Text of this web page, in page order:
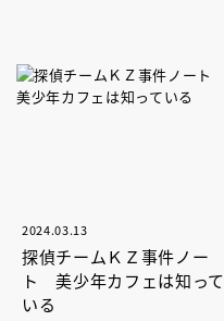
2024.03.13
探偵チームＫＺ事件ノー
ト 美少年カフェは知って
いる